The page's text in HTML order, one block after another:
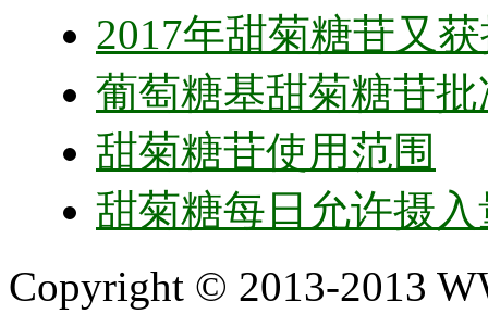
2017年甜菊糖苷又
葡萄糖基甜菊糖苷
甜菊糖苷使用范围
甜菊糖每日允许摄
Copyright © 2013-2013